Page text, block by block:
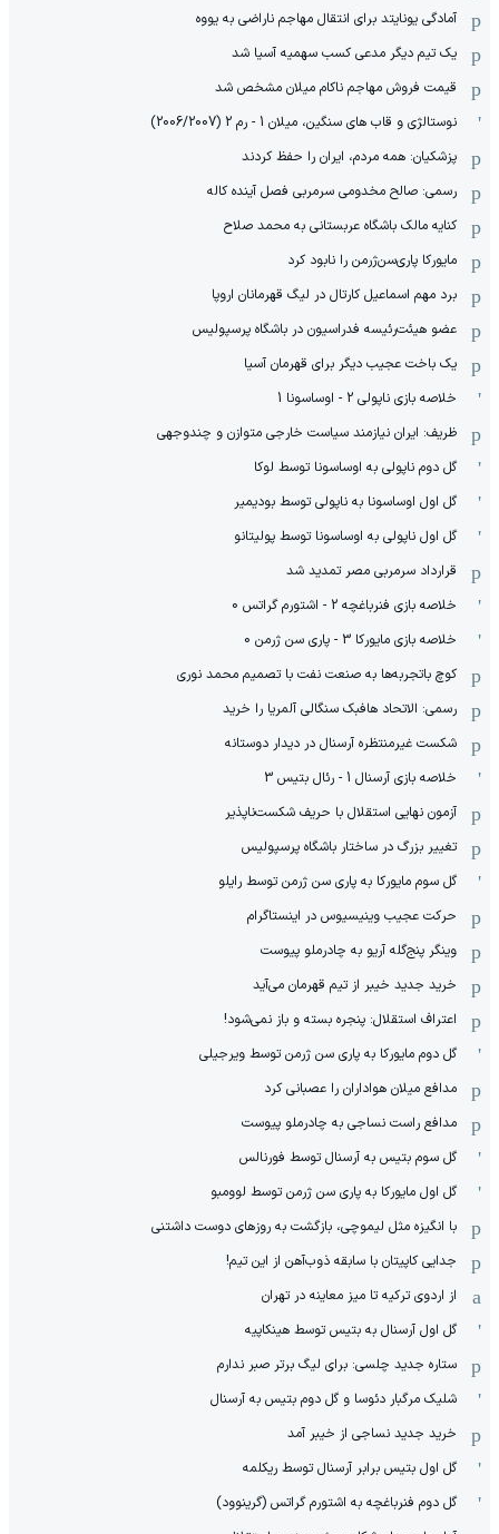
آمادگی یونایتد برای انتقال مهاجم ناراضی به یووه
یک تیم دیگر مدعی کسب سهمیه آسیا شد
قیمت فروش مهاجم ناکام میلان مشخص شد
نوستالژی و قاب های سنگین، میلان 1 - رم 2 (2006/2007)
پزشکیان: همه مردم، ایران را حفظ کردند
رسمی: صالح مخدومی سرمربی فصل آینده کاله
کنایه مالک باشگاه عربستانی به محمد صلاح
مایورکا پاری‌سن‌ژرمن را نابود کرد
برد مهم اسماعیل کارتال در لیگ قهرمانان اروپا
عضو هیئت‌رئیسه فدراسیون در باشگاه پرسپولیس
یک باخت عجیب دیگر برای قهرمان آسیا
خلاصه بازی ناپولی 2 - اوساسونا 1
ظریف: ایران نیازمند سیاست خارجی متوازن و چندوجهی
گل دوم ناپولی به اوساسونا توسط لوکا
گل اول اوساسونا به ناپولی توسط بودیمیر
گل اول ناپولی به اوساسونا توسط پولیتانو
قرارداد سرمربی مصر تمدید شد
خلاصه بازی فنرباغچه 2 - اشتورم گراتس 0
خلاصه بازی مایورکا 3 - پاری سن ژرمن 0
کوچ باتجربه‌ها به صنعت نفت با تصمیم محمد نوری
رسمی: الاتحاد هافبک سنگالی آلمریا را خرید
شکست غیرمنتظره آرسنال در دیدار دوستانه
خلاصه بازی آرسنال 1 - رئال بتیس 3
آزمون نهایی استقلال با حریف شکست‌ناپذیر
تغییر بزرگ در ساختار باشگاه پرسپولیس
گل سوم مایورکا به پاری سن ژرمن توسط رایلو
حرکت عجیب وینیسیوس در اینستاگرام
وینگر پنج‌گله آریو به چادرملو پیوست
خرید جدید خیبر از تیم قهرمان می‌آید
اعتراف استقلال: پنجره بسته و باز نمی‌شود!
گل دوم مایورکا به پاری سن ژرمن توسط ویرجیلی
مدافع میلان هواداران را عصبانی کرد
مدافع راست نساجی به چادرملو پیوست
گل سوم بتیس به آرسنال توسط فورنالس
گل اول مایورکا به پاری سن ژرمن توسط لوومبو
با انگیزه مثل لیموچی، بازگشت به روزهای دوست داشتنی
جدایی کاپیتان با سابقه ذوب‌آهن از این تیم!
از اردوی ترکیه تا میز معاینه در تهران
گل اول آرسنال به بتیس توسط هینکاپیه
ستاره جدید چلسی: برای لیگ برتر صبر ندارم
شلیک مرگبار دئوسا و گل دوم بتیس به آرسنال
خرید جدید نساجی از خیبر آمد
گل اول بتیس برابر آرسنال توسط ریکلمه
گل دوم فنرباغچه به اشتورم گراتس (گرینوود)